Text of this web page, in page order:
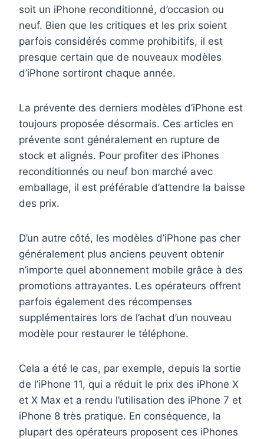
soit un iPhone reconditionné, d’occasion ou
neuf. Bien que les critiques et les prix soient
parfois considérés comme prohibitifs, il est
presque certain que de nouveaux modèles
d’iPhone sortiront chaque année.
La prévente des derniers modèles d’iPhone est
toujours proposée désormais. Ces articles en
prévente sont généralement en rupture de
stock et alignés. Pour profiter des iPhones
reconditionnés ou neuf bon marché avec
emballage, il est préférable d’attendre la baisse
des prix.
D’un autre côté, les modèles d’iPhone pas cher
généralement plus anciens peuvent obtenir
n’importe quel abonnement mobile grâce à des
promotions attrayantes. Les opérateurs offrent
parfois également des récompenses
supplémentaires lors de l’achat d’un nouveau
modèle pour restaurer le téléphone.
Cela a été le cas, par exemple, depuis la sortie
de l’iPhone 11, qui a réduit le prix des iPhone X
et X Max et a rendu l’utilisation des iPhone 7 et
iPhone 8 très pratique. En conséquence, la
plupart des opérateurs proposent ces iPhones